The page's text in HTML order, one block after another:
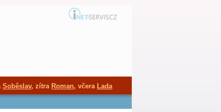
Soběslav, zítra Roman, včera Lada